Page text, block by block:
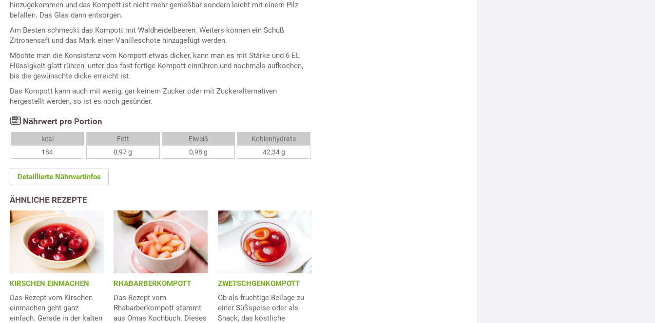
hinzugekommen und das Kompott ist nicht mehr genießbar sondern leicht mit einem Pilz
befallen. Das Glas dann entsorgen.
Am Besten schmeckt das Kompott mit Waldheidelbeeren. Weiters können ein Schuß
Zitronensaft und das Mark einer Vanilleschote hinzugefügt werden.
Möchte man die Konsistenz vom Kompott etwas dicker, kann man es mit Stärke und 6 EL
Flüssigkeit glatt rühren, unter das fast fertige Kompott einrühren und nochmals aufkochen,
bis die gewünschte dicke erreicht ist.
Das Kompott kann auch mit wenig, gar keinem Zucker oder mit Zuckeralternativen
hergestellt werden, so ist es noch gesünder.
Nährwert pro Portion
kcal
184
Fett
0,97 g
Eiweiß
0,98 g
Kohlenhydrate
42,34 g
Detaillierte Nährwertinfos
ÄHNLICHE REZEPTE
KIRSCHEN EINMACHEN
Das Rezept vom Kirschen
einmachen geht ganz
einfach. Gerade in der kalten
RHABARBERKOMPOTT
Das Rezept vom
Rhabarberkompott stammt
aus Omas Kochbuch. Dieses
ZWETSCHGENKOMPOTT
Ob als fruchtige Beilage zu
einer Süßspeise oder als
Snack, das köstliche